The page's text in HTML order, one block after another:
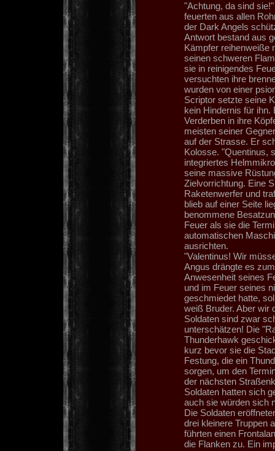
"Achtung, da sind
feuerten aus allen
der Dark Angels
Antwort bestand aus
Kämpfer reihenweiße
seinen schweren
sie in reinigendes
versuchten ihre
wurden von einer
Scriptor setzte seine
kein Hindernis für ihn.
Verderben in ihre
meisten seiner
auf der Strasse. Er
Kolosse. "Quentinus,
integriertes
seine massive
Zielvorrichtung. Eine
Raketenwerfer und
blieb auf einer Seite
benommene
Feuer als sie die
automatischen
ausrichten.
"Valentinus! Wir
Angus drängte es
Anwesenheit seines
und im Feuer seines
geschmiedet hatte,
weiß Bruder. Aber wir
Soldaten sind zwar
unterschätzen! Die
Thunderhawk
kurz bevor sie die
Festung, die ein
sorgen, um den
der nächsten
Soldaten hatten sich
auch sie würden sich
Die Soldaten
drei kleinere Truppen
führten einen
die Flanken zu. Ein